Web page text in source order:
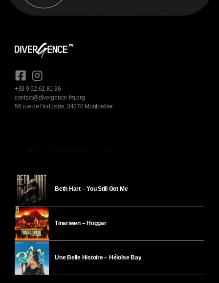
+33 9 52 61 81 36
contact@divergence-fm.org
56 rue de l'industrie, 34070 Montpellier
Beth Hart – You Still Got Me
Tinariwen – Hoggar
Une Belle Histoire – Héloïse Bay